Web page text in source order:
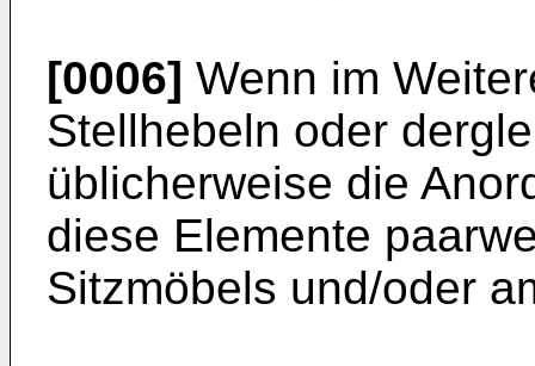
[0006] Wenn im
Stellhebeln oder
üblicherweise die
diese Elemente
Sitzmöbels und/oder